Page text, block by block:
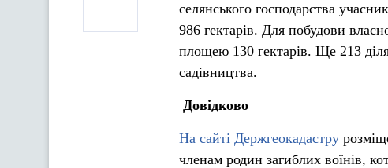
селянського господарства
986 гектарів. Для побудови
площею 130 гектарів. Ще 213
садівництва.
Довідково
На сайті Держгеокадастру
членам родин загиблих воїнів,